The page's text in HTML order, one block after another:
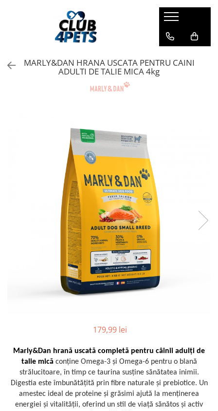
Hrana umeda
Hrana uscata
Igiena&Cosmetica
Odorizante pentru litiera
MARLY&DAN HRANA USCATA PENTRU CAINI
ADULTI DE TALIE MICA 4kg
179,99 lei
Marly&Dan hrană uscată completă pentru câinii adulți de
talie mică conține Omega-3 și Omega-6 pentru o blană
strălucitoare, în timp ce taurina susține sănătatea inimii.
Digestia este îmbunătățită prin fibre naturale și prebiotice. Un
amestec ideal de proteine și grăsimi ajută la menținerea
energiei și vitalității, oferind un stil de viață sănătos și activ